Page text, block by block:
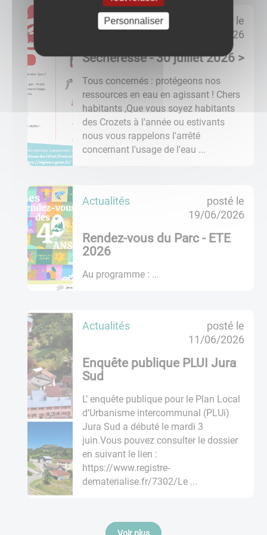
Actualités
posté le
25/06/2026
Sécheresse - 30 juillet 2026 >
Tous concernés : protégeons nos
ressources en eau en agissant ! Chers
habitants ,Que vous soyez habitants
des Crozets à l'année ou estivants
nous vous rappelons l'arrêté
concernant l'usage de l'eau ...
Actualités
posté le
19/06/2026
Rendez-vous du Parc - ETE
2026
Au programme : ...
Actualités
posté le
11/06/2026
Enquête publique PLUI Jura
Sud
L’ enquête publique pour le Plan Local
d’Urbanisme intercommunal (PLUi)
Jura Sud a débuté le mardi 3
juin.Vous pouvez consulter le dossier
en suivant le lien :
https://www.registre-
dematerialise.fr/7302/Le ...
Personnaliser